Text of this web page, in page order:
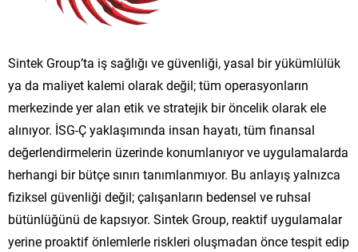
Sintek Group’ta iş sağlığı ve güvenliği, yasal bir yükümlülük
ya da maliyet kalemi olarak değil; tüm operasyonların
merkezinde yer alan etik ve stratejik bir öncelik olarak ele
alınıyor. İSG-Ç yaklaşımında insan hayatı, tüm finansal
değerlendirmelerin üzerinde konumlanıyor ve uygulamalarda
herhangi bir bütçe sınırı tanımlanmıyor. Bu anlayış yalnızca
fiziksel güvenliği değil; çalışanların bedensel ve ruhsal
bütünlüğünü de kapsıyor. Sintek Group, reaktif uygulamalar
yerine proaktif önlemlerle riskleri oluşmadan önce tespit edip